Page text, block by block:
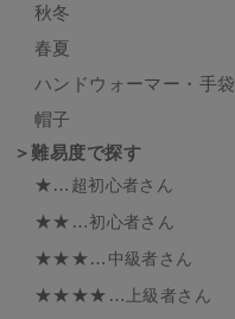
秋冬
春夏
ハンドウォーマー・手袋
帽子
＞難易度で探す
★… 超初心者さん
★★…初心者さん
★★★… 中級者さん
★★★★… 上級者さん